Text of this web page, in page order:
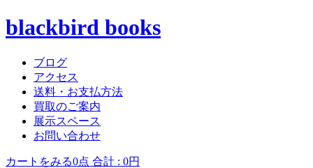
blackbird books
ブログ
アクセス
送料・お支払方法
買取のご案内
展示スペース
お問い合わせ
カートをみる0点 合計 : 0円